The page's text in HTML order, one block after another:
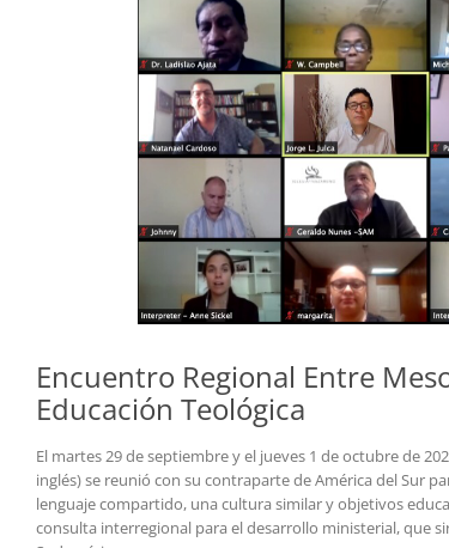
Encuentro Regional Entre
Educación Teológica
El martes 29 de septiembre y el jueves 1 de octubre de
inglés) se reunió con su contraparte de América del Sur
lenguaje compartido, una cultura similar y objetivos
consulta interregional para el desarrollo ministerial, que